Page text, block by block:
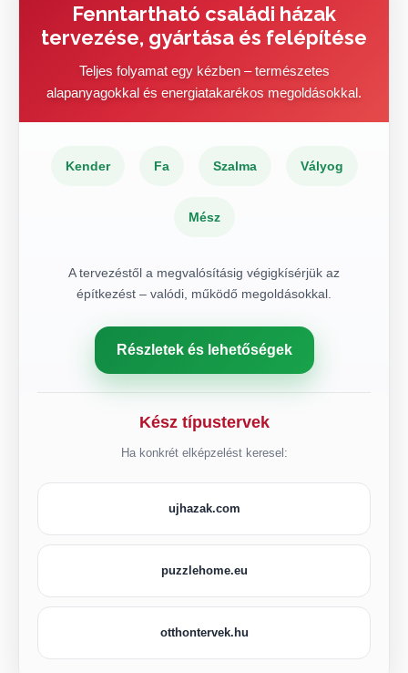
Fenntartható családi házak
tervezése, gyártása és felépítése
Teljes folyamat egy kézben – természetes
alapanyagokkal és energiatakarékos megoldásokkal.
Kender Fa Szalma Vályog
Mész
A tervezéstől a megvalósításig végigkísérjük az
építkezést – valódi, működő megoldásokkal.
Részletek és lehetőségek
Kész típustervek
Ha konkrét elképzelést keresel:
ujhazak.com
puzzlehome.eu
otthontervek.hu